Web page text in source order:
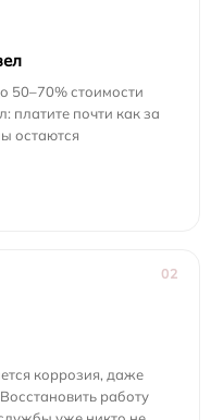
50–70% стоимости
платите почти как за
остаются
02
коррозия, даже
работу